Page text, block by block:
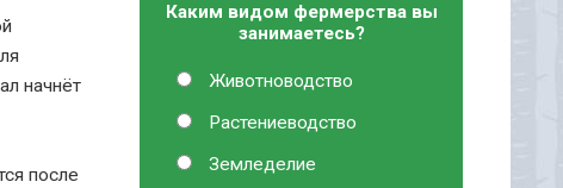
начнёт
после
Каким видом фермерства вы
занимаетесь?
Животноводство
Растениеводство
Земледелие